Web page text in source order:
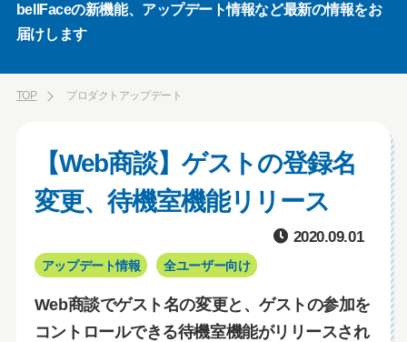
bellFaceの新機能、アップデート情報など最新の情報をお
届けします
TOP プロダクトアップデート
【Web商談】ゲストの登録名
変更、待機室機能リリース
2020.09.01
アップデート情報 全ユーザー向け
Web商談でゲスト名の変更と、ゲストの参加を
コントロールできる待機室機能がリリースされ